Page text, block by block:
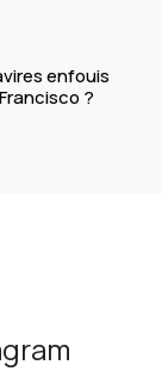
enfouis
?